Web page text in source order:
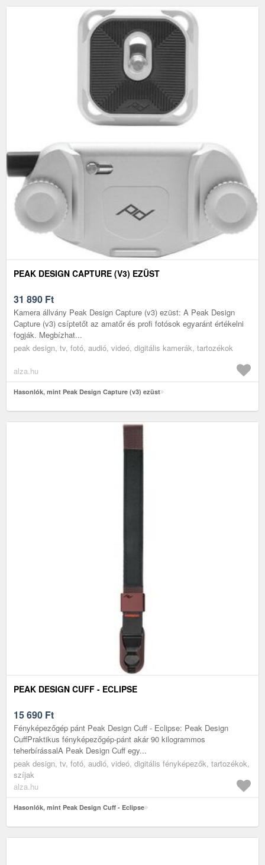
PEAK DESIGN CAPTURE (V3) EZÜST
31 890 Ft
Kamera állvány Peak Design Capture (v3) ezüst: A Peak Design
Capture (v3) csíptetőt az amatőr és profi fotósok egyaránt értékelni
fogják. Megbízhat...
peak design, tv, fotó, audió, videó, digitális kamerák, tartozékok
alza.hu
Hasonlók, mint Peak Design Capture (v3) ezüst
PEAK DESIGN CUFF - ECLIPSE
15 690 Ft
Fényképezőgép pánt Peak Design Cuff - Eclipse: Peak Design
CuffPraktikus fényképezőgép-pánt akár 90 kilogrammos
teherbírássalA Peak Design Cuff egy...
peak design, tv, fotó, audió, videó, digitális fényképezők, tartozékok,
szíjak
alza.hu
Hasonlók, mint Peak Design Cuff - Eclipse